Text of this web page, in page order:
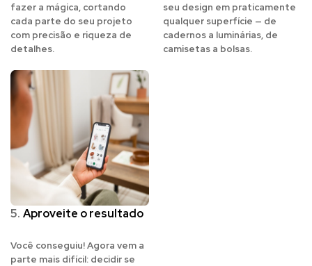
fazer a mágica, cortando
cada parte do seu projeto
com precisão e riqueza de
detalhes.
seu design em praticamente
qualquer superfície — de
cadernos a luminárias, de
camisetas a bolsas.
5. Aproveite o resultado
Você conseguiu! Agora vem a
parte mais difícil: decidir se